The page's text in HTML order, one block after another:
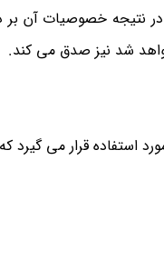
نتیجه خصوصیات آن بر
شد نیز صدق می کند.
استفاده قرار می گیرد که